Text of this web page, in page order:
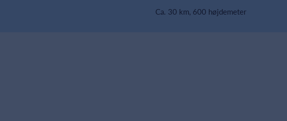
Ca. 30 km, 600 højdemeter